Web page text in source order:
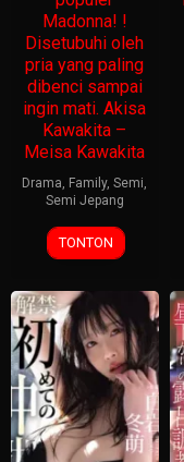
Madonna! !
Disetubuhi oleh
pria yang paling
dibenci sampai
ingin mati. Akisa
Kawakita –
Meisa Kawakita
Drama, Family,Semi,
Semi Jepang
TONTON